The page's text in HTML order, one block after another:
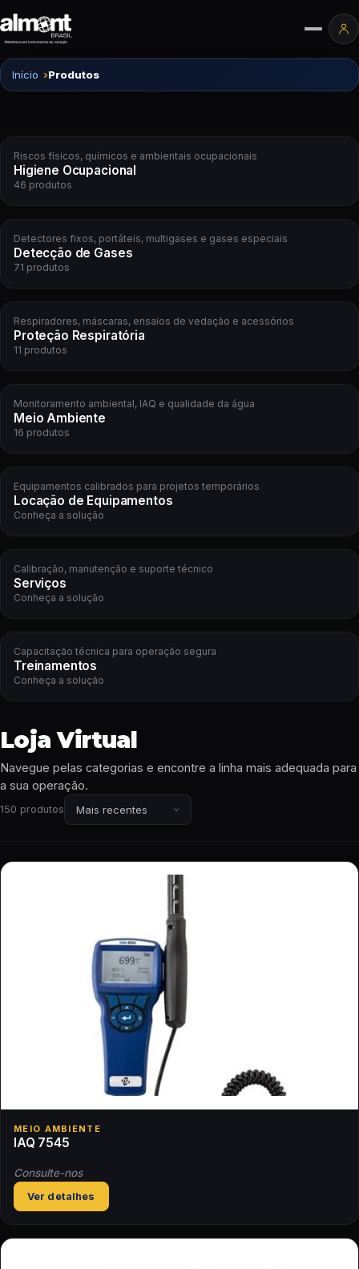
Início Produtos
Riscos físicos, químicos e ambientais ocupacionais
Higiene Ocupacional
46 produtos
Detectores fixos, portáteis, multigases e gases especiais
Detecção de Gases
71 produtos
Respiradores, máscaras, ensaios de vedação e acessórios
Proteção Respiratória
11 produtos
Monitoramento ambiental, IAQ e qualidade da água
Meio Ambiente
16 produtos
Equipamentos calibrados para projetos temporários
Locação de Equipamentos
Conheça a solução
Calibração, manutenção e suporte técnico
Serviços
Conheça a solução
Capacitação técnica para operação segura
Treinamentos
Conheça a solução
Loja Virtual
Navegue pelas categorias e encontre a linha mais adequada para
a sua operação.
150 produtos
MEIO AMBIENTE
IAQ 7545
Consulte-nos
Ver detalhes